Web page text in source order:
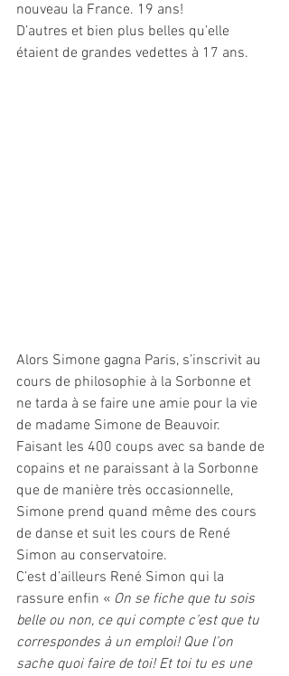
nouveau la France. 19 ans!
D’autres et bien plus belles qu’elle
étaient de grandes vedettes à 17 ans.
Alors Simone gagna Paris, s’inscrivit au
cours de philosophie à la Sorbonne et
ne tarda à se faire une amie pour la vie
de madame Simone de Beauvoir.
Faisant les 400 coups avec sa bande de
copains et ne paraissant à la Sorbonne
que de manière très occasionnelle,
Simone prend quand même des cours
de danse et suit les cours de René
Simon au conservatoire.
C’est d’ailleurs René Simon qui la
rassure enfin « On se fiche que tu sois
belle ou non, ce qui compte c’est que tu
correspondes à un emploi! Que l’on
sache quoi faire de toi! Et toi tu es une